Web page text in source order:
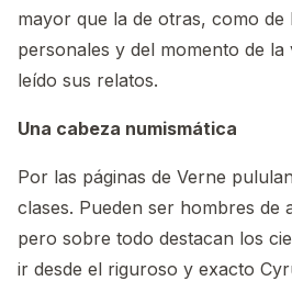
mayor que la de otras, como de
personales y del momento de la
leído sus relatos.
Una cabeza numismática
Por las páginas de Verne
clases. Pueden ser hombres de
pero sobre todo destacan los
ir desde el riguroso y exacto